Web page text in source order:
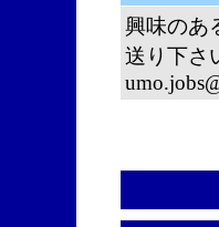
興味のあ
送り下さ